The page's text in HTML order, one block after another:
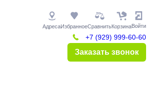
АдресаИзбранноеСравнитьКорзинаВойти
+7 (929) 999-60-60
Заказать звонок